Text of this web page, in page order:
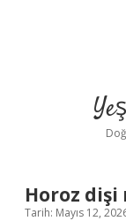
Horoz dişi
Tarih: Mayıs 12,